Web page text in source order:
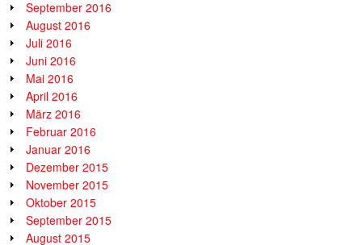
September 2016
August 2016
Juli 2016
Juni 2016
Mai 2016
April 2016
März 2016
Februar 2016
Januar 2016
Dezember 2015
November 2015
Oktober 2015
September 2015
August 2015